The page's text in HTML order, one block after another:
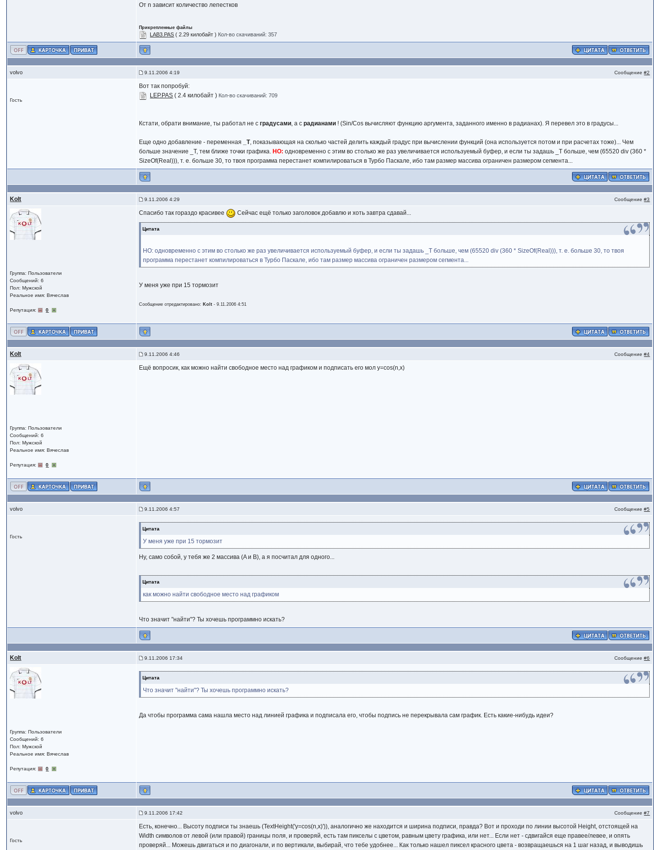
От n зависит количество лепестков
Прикрепленные файлы
LAB3.PAS ( 2.29 килобайт ) Кол-во скачиваний: 357
volvo 9.11.2006 4:19 Сообщение#2
Гость
Вот так попробуй:
LEP.PAS ( 2.4 килобайт ) Кол-во скачиваний: 709
Кстати, обрати внимание, ты работал не сградусами, а срадианами ! (Sin/Cos вычисляют функцию аргумента, заданного именно в радианах). Я перевел это в градусы...
Еще одно добавление - переменная _T, показывающая на сколько частей делить каждый градус при вычислении функций (она используется потом и при расчетах тоже)... Чем
больше значение _T, тем ближе точки графика. НО: одновременно с этим во столько же раз увеличивается используемый буфер, и если ты задашь _T больше, чем (65520 div (360 *
SizeOf(Real))), т. е. больше 30, то твоя программа перестанет компилироваться в Турбо Паскале, ибо там размер массива ограничен размером сегмента...
Kolt 9.11.2006 4:29 Сообщение#3
Группа: Пользователи
Сообщений: 6
Пол: Мужской
Реальное имя: Вячеслав
Репутация: 0
Спасибо так гораздо красивее Сейчас ещё только заголовок добавлю и хоть завтра сдавай...
Цитата
НО: одновременно с этим во столько же раз увеличивается используемый буфер, и если ты задашь _T больше, чем (65520 div (360 * SizeOf(Real))), т. е. больше 30, то твоя
программа перестанет компилироваться в Турбо Паскале, ибо там размер массива ограничен размером сегмента...
У меня уже при 15 тормозит
Сообщение отредактировано: Kolt -9.11.2006 4:51
Kolt 9.11.2006 4:46 Сообщение#4
Группа: Пользователи
Сообщений: 6
Пол: Мужской
Реальное имя: Вячеслав
Репутация: 0
Ещё вопросик, как можно найти свободное место над графиком и подписать его мол y=cos(n,x)
volvo 9.11.2006 4:57 Сообщение#5
Гость
Цитата
У меня уже при 15 тормозит
Ну, само собой, у тебя же 2 массива (A и B), а я посчитал для одного...
Цитата
как можно найти свободное место над графиком
Что значит "найти"? Ты хочешь программно искать?
Kolt 9.11.2006 17:34 Сообщение#6
Группа: Пользователи
Сообщений: 6
Пол: Мужской
Реальное имя: Вячеслав
Репутация: 0
Цитата
Что значит "найти"? Ты хочешь программно искать?
Да чтобы программа сама нашла место над линией графика и подписала его, чтобы подпись не перекрывала сам график. Есть какие-нибудь идеи?
volvo 9.11.2006 17:42 Сообщение#7
Гость
Есть, конечно... Высоту подписи ты знаешь (TextHeight('y=cos(n,x)')), аналогично же находится и ширина подписи, правда? Вот и проходи по линии высотой Height, отстоящей на
Width символов от левой (или правой) границы поля, и проверяй, есть там пикселы с цветом, равным цвету графика, или нет... Если нет - сдвигайся еще правее/левее, и опять
проверяй... Можешь двигаться и по диагонали, и по вертикали, выбирай, что тебе удобнее... Как только нашел пиксел красного цвета - возвращаешься на 1 шаг назад, и выводишь